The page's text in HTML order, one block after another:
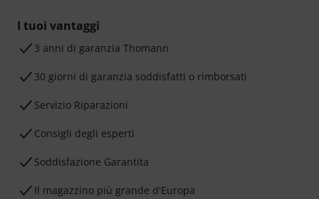
I tuoi vantaggi
3 anni di garanzia Thomann
30 giorni di garanzia soddisfatti o rimborsati
Servizio Riparazioni
Consigli degli esperti
Soddisfazione Garantita
Il magazzino più grande d'Europa